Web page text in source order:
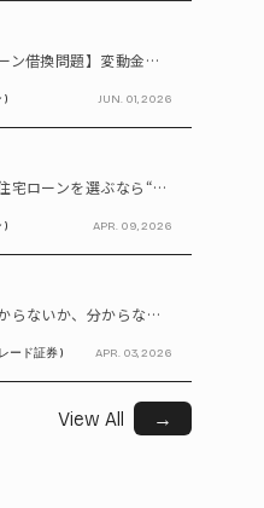
【住宅ローン借換問題】変動金利が上昇中!! 固定に借り換えるなら今が正解って本当? シミュレーションで比較してみよう
) JUN. 01, 2026
これから住宅ローンを選ぶなら“固定vs変動”どちらが正解? 9割が利用したいと答えた「いま決めなくてもいい」ローンとは!?
) APR. 09, 2026
「何が分からないか、分からない」から卒業！ SBIネオトレード証券で学ぶ、はじめての資産形成
ード証券 ) APR. 03, 2026
View All →